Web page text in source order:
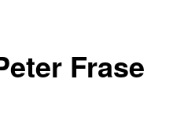
Frase